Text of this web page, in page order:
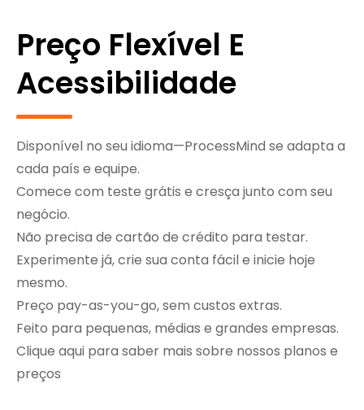
Preço Flexível E
Acessibilidade
Disponível no seu idioma—ProcessMind se adapta a
cada país e equipe.
Comece com teste grátis e cresça junto com seu
negócio.
Não precisa de cartão de crédito para testar.
Experimente já, crie sua conta fácil e inicie hoje
mesmo.
Preço pay-as-you-go, sem custos extras.
Feito para pequenas, médias e grandes empresas.
Clique aqui para saber mais sobre nossos planos e
preços